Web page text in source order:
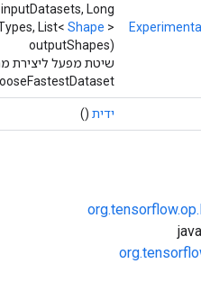
inputDatasets, Long
List< Shape >
outputShapes)
שיטת מפעל ליצירת
ידית ()